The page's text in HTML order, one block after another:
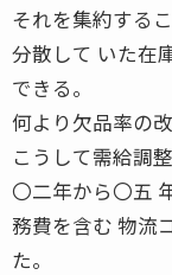
それを集約する
分散して いた在
できる。
何より欠品率の
こうして需給調
〇二年から〇五
務費を含む 物流
た。